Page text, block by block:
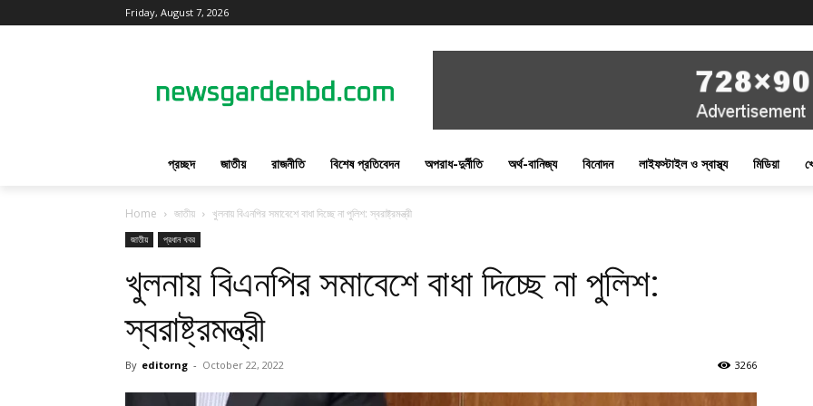
Friday, August 7, 2026
প্রচ্ছদ জাতীয় রাজনীতি বিশেষ প্রতিবেদন অপরাধ-দুর্নীতি অর্থ-বানিজ্য বিনোদন লাইফস্টাইল ও স্বাস্থ্য মিডিয়া
Home জাতীয় খুলনায় বিএনপির সমাবেশে বাধা দিচ্ছে না পুলিশ: স্বরাষ্ট্রমন্ত্রী
জাতীয় প্রধান খবর
খুলনায় বিএনপির সমাবেশে বাধা দিচ্ছে না পুলিশ:
স্বরাষ্ট্রমন্ত্রী
By editorng - October 22, 2022 3266